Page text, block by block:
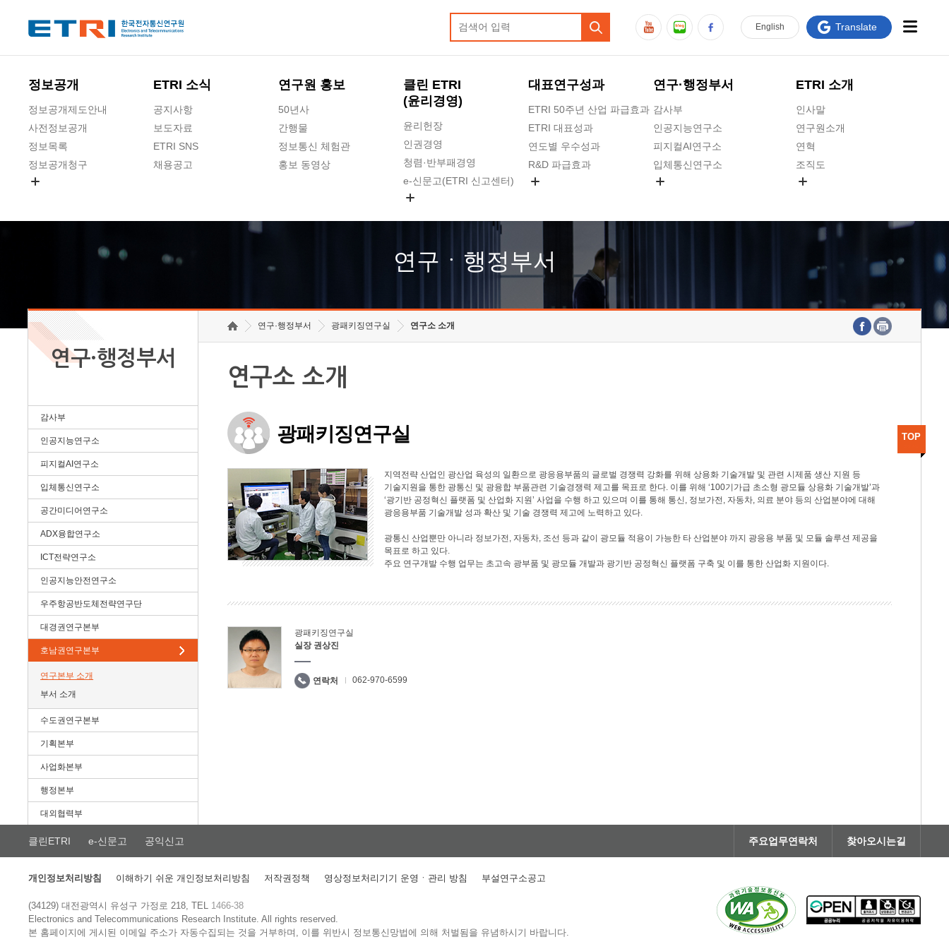
정보공개
정보공개제도안내
사전정보공개
정보목록
정보공개청구
ETRI 소식
공지사항
보도자료
ETRI SNS
채용공고
연구원 홍보
50년사
간행물
정보통신 체험관
홍보 동영상
클린 ETRI
(윤리경영)
윤리헌장
인권경영
청렴·반부패경영
e-신문고(ETRI 신고센터)
고객의소리
수의계약 현황
대표연구성과
ETRI 50주년 산업 파급효과
ETRI 대표성과
연도별 우수성과
R&D 파급효과
연구·행정부서
감사부
인공지능연구소
피지컬AI연구소
입체통신연구소
호남권연구본부
기획본부
ETRI 소개
인사말
연구원소개
연혁
조직도
연구원 고객헌장
주요업무연락처
English Translate
연구ㆍ행정부서
연구·행정부서
감사부
인공지능연구소
피지컬AI연구소
입체통신연구소
공간미디어연구소
ADX융합연구소
ICT전략연구소
인공지능안전연구소
우주항공반도체전략연구단
대경권연구본부
호남권연구본부
연구본부 소개
부서 소개
수도권연구본부
기획본부
사업화본부
행정본부
대외협력부
연구·행정부서 광패키징연구실 연구소 소개
연구소 소개
광패키징연구실
지역전략 산업인 광산업 육성의 일환으로 광응용부품의 글로벌 경쟁력 강화를 위해 상용화 기술개발 및 관련 시제품 생산 지원 등
기술지원을 통한 광통신 및 광융합 부품관련 기술경쟁력 제고를 목표로 한다. 이를 위해 ‘100기가급 초소형 광모듈 상용화 기술개발’과
‘광기반 공정혁신 플랫폼 및 산업화 지원’ 사업을 수행 하고 있으며 이를 통해 통신, 정보가전, 자동차, 의료 분야 등의 산업분야에 대해
광응용부품 기술개발 성과 확산 및 기술 경쟁력 제고에 노력하고 있다.
광통신 산업뿐만 아니라 정보가전, 자동차, 조선 등과 같이 광모듈 적용이 가능한 타 산업분야 까지 광응용 부품 및 모듈 솔루션 제공을
목표로 하고 있다.
주요 연구개발 수행 업무는 초고속 광부품 및 광모듈 개발과 광기반 공정혁신 플랫폼 구축 및 이를 통한 산업화 지원이다.
광패키징연구실
실장 권상진
연락처 062-970-6599
TOP
클린ETRI e-신문고 공익신고 주요업무연락처 찾아오시는길
개인정보처리방침 이해하기 쉬운 개인정보처리방침 저작권정책 영상정보처리기기 운영ㆍ관리 방침 부설연구소공고
(34129) 대전광역시 유성구 가정로 218, TEL 1466-38
Electronics and Telecommunications Research Institute.All rights reserved.
본 홈페이지에 게시된 이메일 주소가 자동수집되는 것을 거부하며, 이를 위반시 정보통신망법에 의해 처벌됨을 유념하시기 바랍니다.